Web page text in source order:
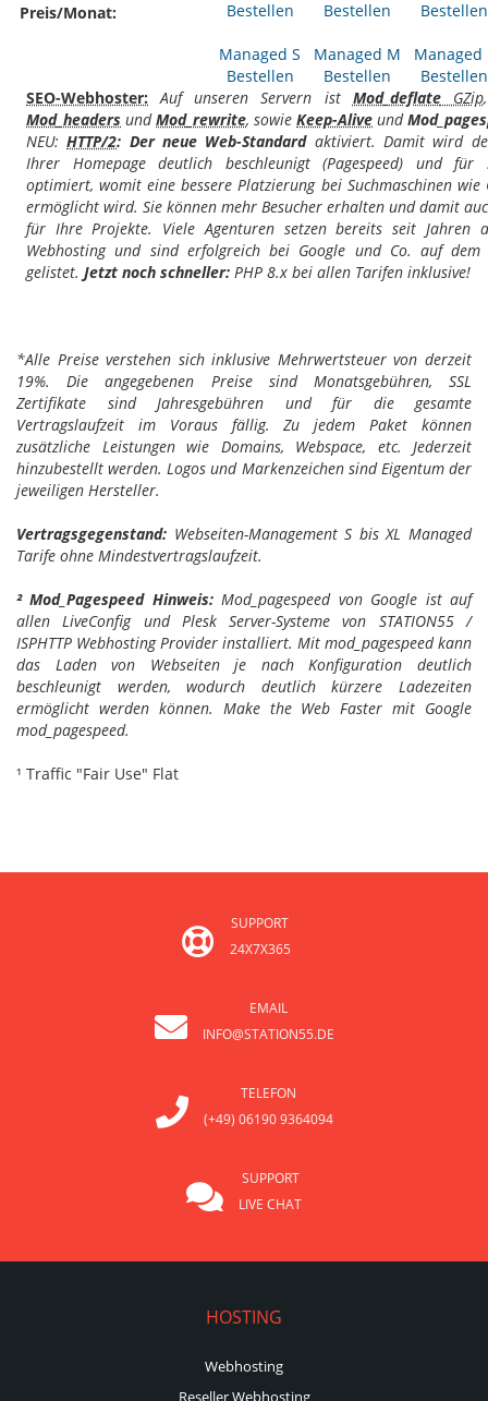
Preis/Monat:
Managed S
Bestellen
Managed M
Bestellen
Managed
Bestellen
SEO-Webhoster: Auf unseren Servern ist Mod_deflateGZip
Mod_headers undMod_rewrite, sowie Keep-Alive und
NEU:HTTP/2: Der neue Web-Standardaktiviert. Damit wird
Ihrer Homepage deutlich beschleunigt (Pagespeed) und für
optimiert, womit eine bessere Platzierung bei Suchmaschinen wie
ermöglicht wird. Sie können mehr Besucher erhalten und damit
für Ihre Projekte. Viele Agenturen setzen bereits seit Jahren
Webhosting und sind erfolgreich bei Google und Co. auf dem
gelistet. Jetzt noch schneller: PHP 8.x bei allen Tarifen inklusive!
*Alle Preise verstehen sich inklusive Mehrwertsteuer von derzeit
19%. Die angegebenen Preise sind Monatsgebühren, SSL
Zertifikate sind Jahresgebühren und für die gesamte
Vertragslaufzeit im Voraus fällig. Zu jedem Paket können
zusätzliche Leistungen wie Domains, Webspace, etc. Jederzeit
hinzubestellt werden. Logos und Markenzeichen sind Eigentum der
jeweiligen Hersteller.
Vertragsgegenstand: Webseiten-Management S bis XL Managed
Tarife ohne Mindestvertragslaufzeit.
² Mod_Pagespeed Hinweis:Mod_pagespeed von Google ist auf
allen LiveConfig und Plesk Server-Systeme von STATION55 /
ISPHTTP Webhosting Provider installiert. Mit mod_pagespeed kann
das Laden von Webseiten je nach Konfiguration deutlich
beschleunigt werden, wodurch deutlich kürzere Ladezeiten
ermöglicht werden können. Make the Web Faster mit Google
mod_pagespeed.
¹ Traffic "Fair Use" Flat
SUPPORT
24X7X365
EMAIL
INFO@STATION55.DE
TELEFON
(+49) 06190 9364094
SUPPORT
LIVE CHAT
HOSTING
Webhosting
Reseller Webhosting